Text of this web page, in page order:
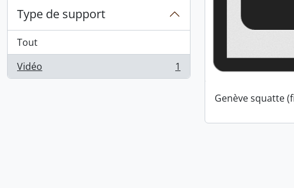
Type de support
Tout
Vidéo
, 1 résultats 1
Genève squatte